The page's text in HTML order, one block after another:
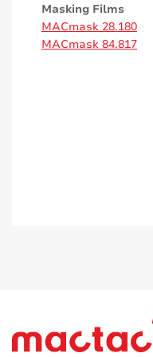
Masking Films
MACmask 28.180
MACmask 84.817